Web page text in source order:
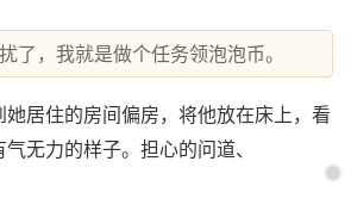
了，我就是做个任务领泡泡币。
居住的房间偏房，将他放在床上，看
无力的样子。担心的问道、